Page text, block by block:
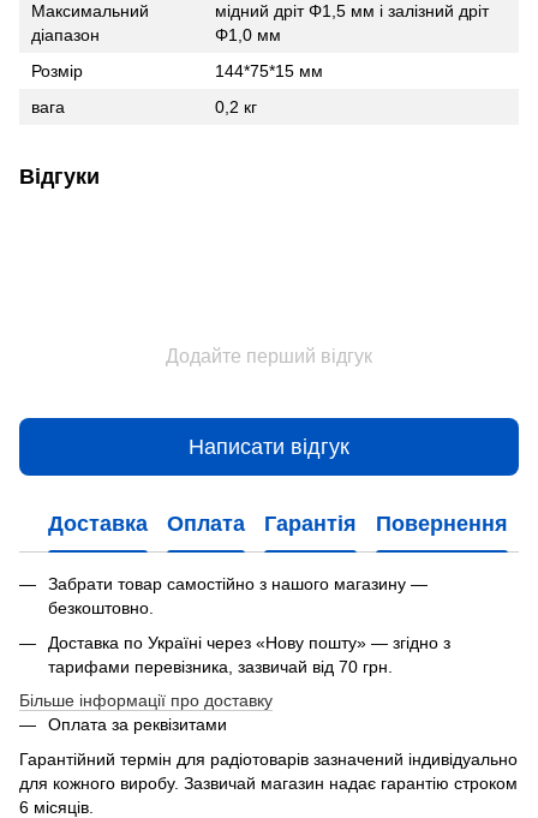
Максимальний
діапазон
мідний дріт Φ1,5 мм і залізний дріт
Φ1,0 мм
Розмір
144*75*15 мм
вага
0,2 кг
Відгуки
Додайте перший відгук
Написати відгук
Доставка Оплата Гарантія Повернення
Забрати товар самостійно з нашого магазину —
безкоштовно.
Доставка по Україні через «Нову пошту» — згідно з
тарифами перевізника, зазвичай від 70 грн.
Більше інформації про доставку
Оплата за реквізитами
Гарантійний термін для радіотоварів зазначений індивідуально
для кожного виробу. Зазвичай магазин надає гарантію строком
6 місяців.